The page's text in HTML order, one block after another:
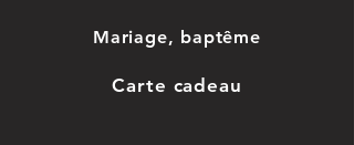
Mariage, baptême
Carte cadeau